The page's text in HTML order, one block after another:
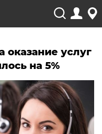
оказание услуг
на 5%